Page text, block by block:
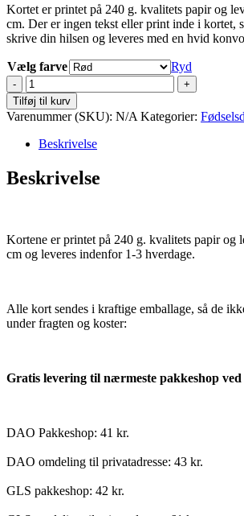
Kortet er printet på 240 g. kvalitets papir og
cm. Der er ingen tekst eller print inde i kortet,
skrive din hilsen og leveres med en hvid
Vælg farve
Ryd
11
år/mdr.
antal
Tilføj til kurv
Varenummer (SKU): N/A Kategorier:
Beskrivelse
Beskrivelse
Kortene er printet på 240 g. kvalitets papir og
cm og leveres indenfor 1-3 hverdage.
Alle kort sendes i kraftige emballage, så de
under fragten og koster:
Gratis levering til nærmeste pakkeshop
DAO Pakkeshop: 41 kr.
DAO omdeling til privatadresse: 43 kr.
GLS pakkeshop: 42 kr.